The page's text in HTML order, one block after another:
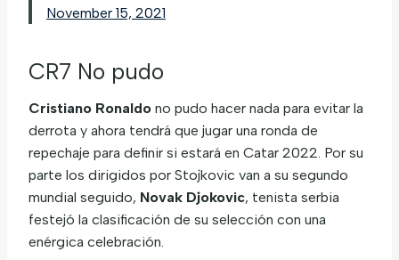
November 15, 2021
CR7 No pudo
Cristiano Ronaldo no pudo hacer nada para evitar la
derrota y ahora tendrá que jugar una ronda de
repechaje para definir si estará en Catar 2022. Por su
parte los dirigidos por Stojkovic van a su segundo
mundial seguido, Novak Djokovic, tenista serbia
festejó la clasificación de su selección con una
enérgica celebración.